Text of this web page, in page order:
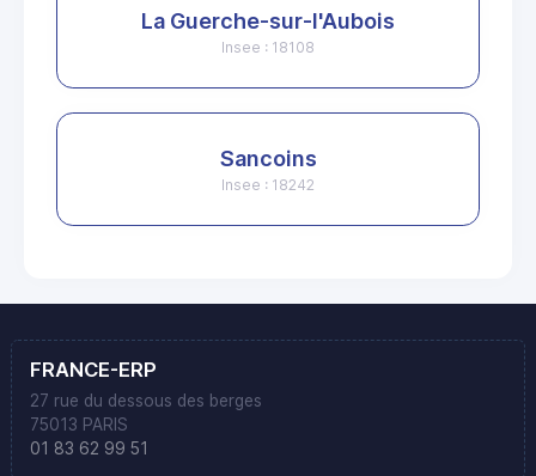
La Guerche-sur-l'Aubois
Insee : 18108
Sancoins
Insee : 18242
FRANCE-ERP
27 rue du dessous des berges
75013 PARIS
01 83 62 99 51